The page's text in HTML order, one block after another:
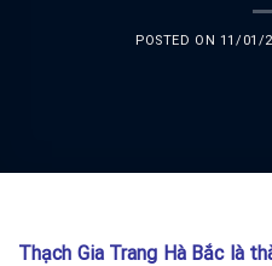
POSTED ON 11/01/
Thạch Gia Trang Hà Bắc là